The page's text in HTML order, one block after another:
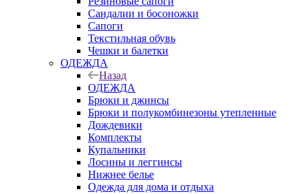
Сандалии и босоножки
Сапоги
Текстильная обувь
Чешки и балетки
ОДЕЖДА
Назад
ОДЕЖДА
Брюки и джинсы
Брюки и полукомбинезоны утепленные
Дождевики
Комплекты
Купальники
Лосины и леггинсы
Нижнее белье
Одежда для дома и отдыха